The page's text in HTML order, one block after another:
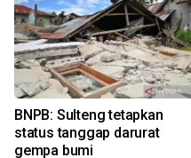
BNPB: Sulteng tetapkan
status tanggap darurat
gempa bumi